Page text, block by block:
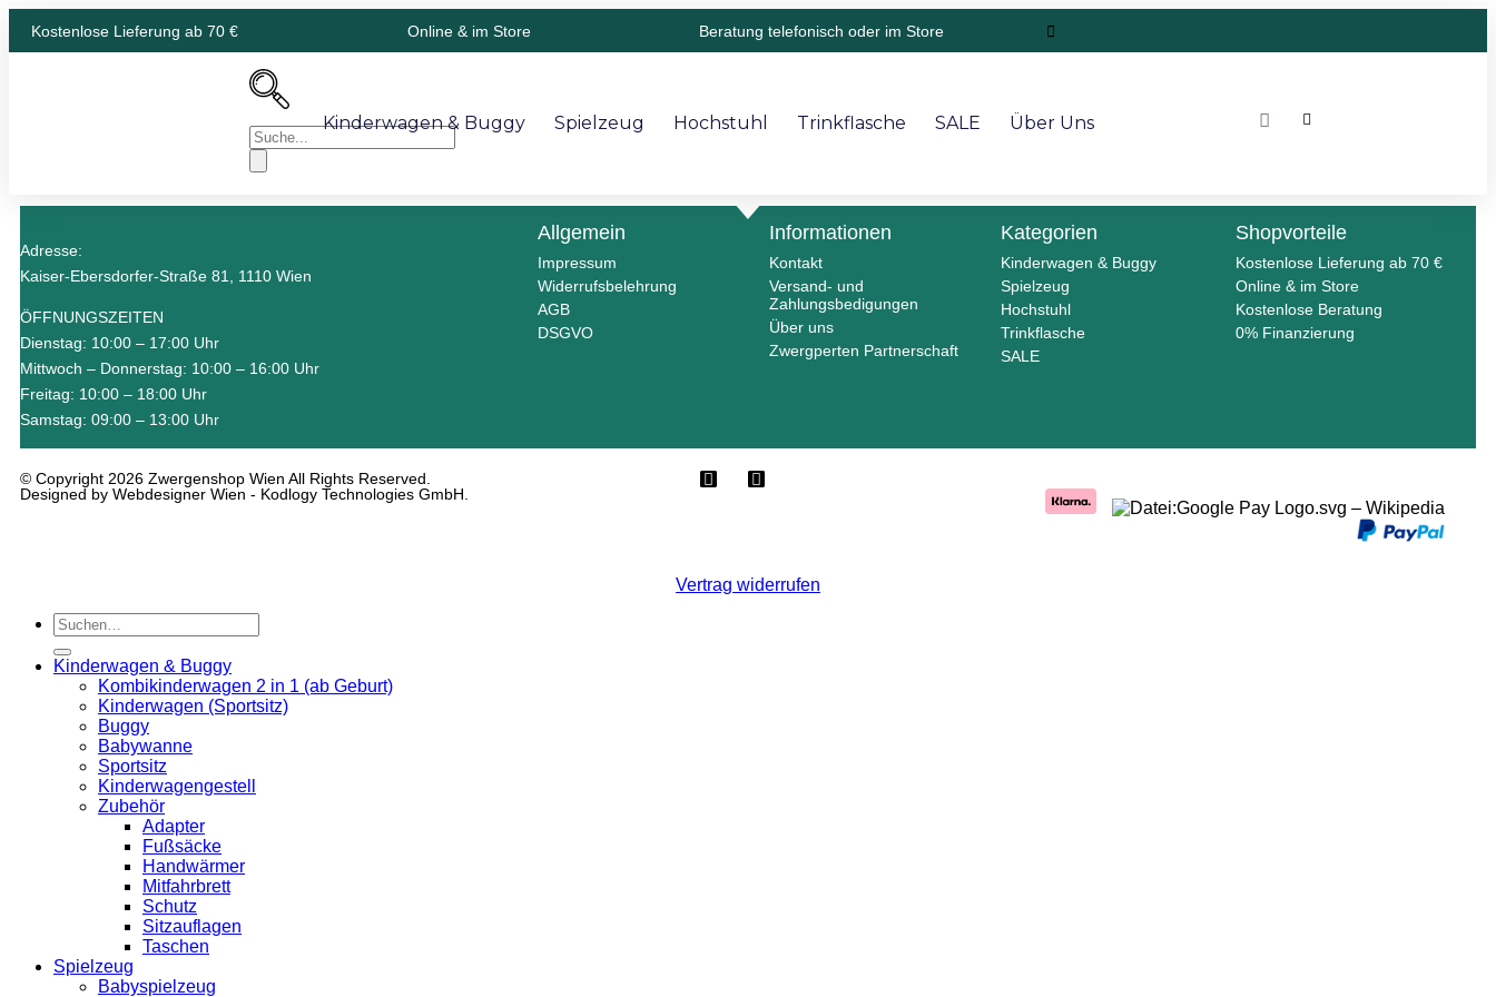
Kostenlose Lieferung ab 70 € Online & im Store Beratung telefonisch oder im Store
Kinderwagen & Buggy Spielzeug Hochstuhl Trinkflasche SALE Über Uns
Adresse:
Kaiser-Ebersdorfer-Straße 81, 1110 Wien
ÖFFNUNGSZEITEN
Dienstag: 10:00 – 17:00 Uhr
Mittwoch – Donnerstag: 10:00 – 16:00 Uhr
Freitag: 10:00 – 18:00 Uhr
Samstag: 09:00 – 13:00 Uhr
Allgemein
Impressum
Widerrufsbelehrung
AGB
DSGVO
Informationen
Kontakt
Versand- und
Zahlungsbedigungen
Über uns
Zwergperten Partnerschaft
Kategorien
Kinderwagen & Buggy
Spielzeug
Hochstuhl
Trinkflasche
SALE
Shopvorteile
Kostenlose Lieferung ab 70 €
Online & im Store
Kostenlose Beratung
0% Finanzierung
© Copyright 2026 Zwergenshop Wien All Rights Reserved.
Designed by Webdesigner Wien - Kodlogy Technologies GmbH.
Vertrag widerrufen
Kinderwagen & Buggy
Kombikinderwagen 2 in 1 (ab Geburt)
Kinderwagen (Sportsitz)
Buggy
Babywanne
Sportsitz
Kinderwagengestell
Zubehör
Adapter
Fußsäcke
Handwärmer
Mitfahrbrett
Schutz
Sitzauflagen
Taschen
Spielzeug
Babyspielzeug